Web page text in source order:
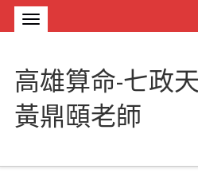
高雄算命-七政
黃鼎頤老師